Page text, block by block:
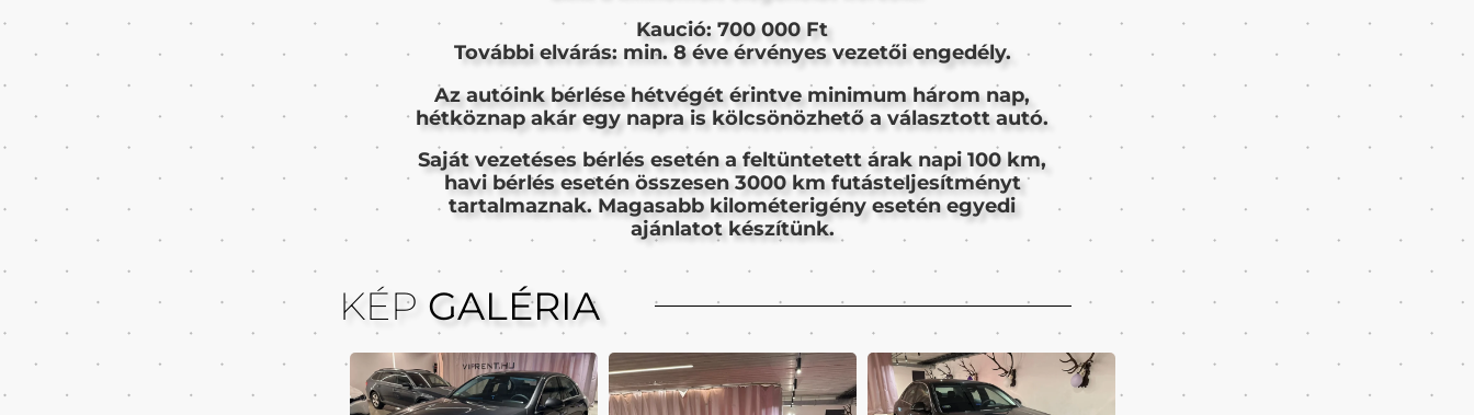
Kaució: 700 000 Ft
További elvárás: min. 8 éve érvényes vezetői engedély.
Az autóink bérlése hétvégét érintve minimum három nap,
hétköznap akár egy napra is kölcsönözhető a választott autó.
Saját vezetéses bérlés esetén a feltüntetett árak napi 100 km,
havi bérlés esetén összesen 3000 km futásteljesítményt
tartalmaznak. Magasabb kilométerigény esetén egyedi
ajánlatot készítünk.
KÉP GALÉRIA